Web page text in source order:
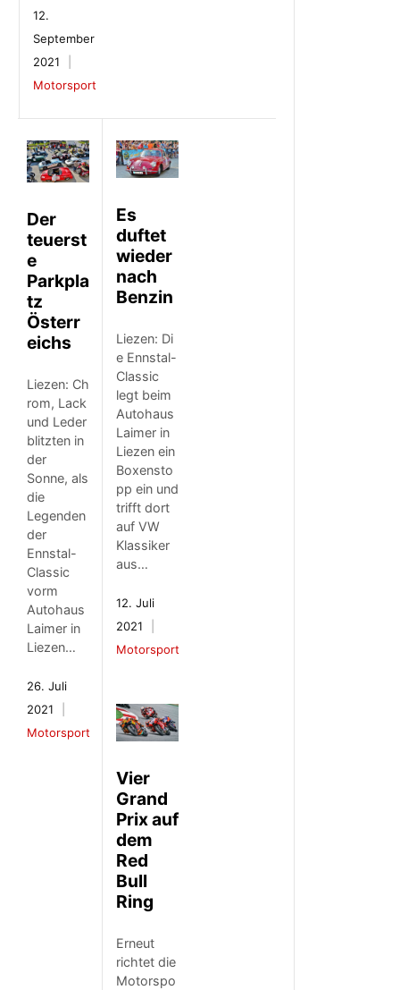
12.
September
2021
Motorsport
Der
teuerst
e
Parkpla
tz
Österr
eichs
Liezen: Ch
rom, Lack
und Leder
blitzten in
der
Sonne, als
die
Legenden
der
Ennstal-
Classic
vorm
Autohaus
Laimer in
Liezen…
26. Juli
2021
Motorsport
Es
duftet
wieder
nach
Benzin
Liezen: Di
e Ennstal-
Classic
legt beim
Autohaus
Laimer in
Liezen ein
Boxensto
pp ein und
trifft dort
auf VW
Klassiker
aus…
12. Juli
2021
Motorsport
Vier
Grand
Prix auf
dem
Red
Bull
Ring
Erneut
richtet die
Motorspo